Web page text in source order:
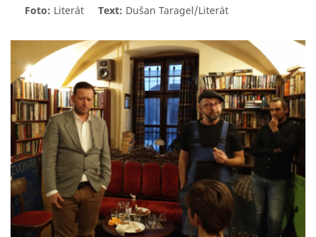
Text: Dušan Taragel/Literát
Foto: Literát